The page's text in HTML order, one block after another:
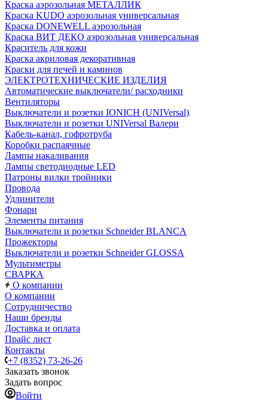
Краска аэрозольная МЕТАЛЛИК
Краска KUDO аэрозольная универсальная
Краска DONEWELL аэрозольная
Краска ВИТ ДЕКО аэрозольная универсальная
Краситель для кожи
Краска акриловая декоративная
Краски для печей и каминов
ЭЛЕКТРОТЕХНИЧЕСКИЕ ИЗДЕЛИЯ
Автоматические выключатели/ расходники
Вентиляторы
Выключатели и розетки IONICH (UNIVersal)
Выключатели и розетки UNIVersal Валери
Кабель-канал, гофротруба
Коробки распаячные
Лампы накаливания
Лампы светодиодные LED
Патроны вилки тройники
Провода
Удлинители
Фонари
Элементы питания
Выключатели и розетки Schneider BLANCA
Прожекторы
Выключатели и розетки Schneider GLOSSA
Мультиметры
СВАРКА
О компании
О компании
Сотрудничество
Наши бренды
Доставка и оплата
Прайс лист
Контакты
+7 (8352) 73-26-26
Заказать звонок
Задать вопрос
Войти